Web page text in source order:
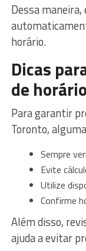
Dessa
horário.
Dicas
de horário
Para garantir
Toronto,
Sempre
Evite
Utilize
Confirme
Além disso,
ajuda a evitar